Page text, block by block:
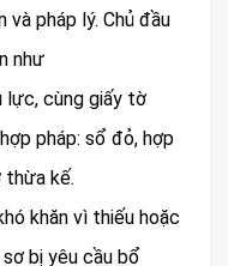
và pháp lý. Chủ đầu
như
lực, cùng giấy tờ
pháp: sổ đỏ, hợp
thừa kế.
khăn vì thiếu hoặc
bị yêu cầu bổ